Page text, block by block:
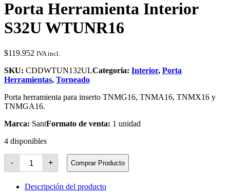
Porta Herramienta Interior
S32U WTUNR16
$119.952 IVA incl.
SKU: CDDWTUN132ULCategoria: Interior, Porta
Herramientas, Torneado
Porta herramienta para inserto TNMG16, TNMA16, TNMX16 y
TNMGA16.
Marca: SantFormato de venta: 1 unidad
4 disponibles
-
Porta
Herramienta
Interior
S32U
WTUNR16
+ Comprar Producto
Descripción del producto